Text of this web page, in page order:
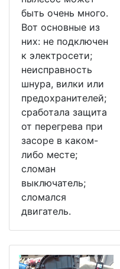
быть очень много.
Вот основные из
них: не подключен
к электросети;
неисправность
шнура, вилки или
предохранителей;
сработала защита
от перегрева при
засоре в каком-
либо месте;
сломан
выключатель;
сломался
двигатель.